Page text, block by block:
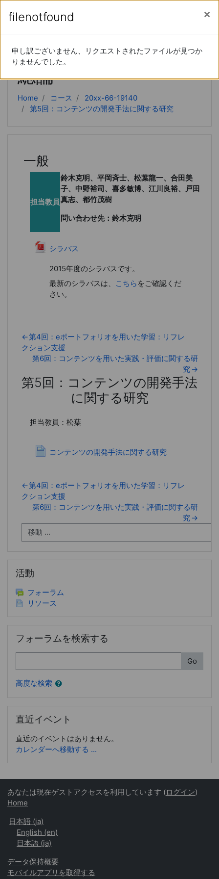
サイドパネル
あなたは現在ゲストアクセスを利用しています (ロ
グイン )
教授システム学研究
総論
Home コース
20xx-66-19140
第5回：コンテンツの開発手法に関する研究
一般
担当教員
鈴木克明、平岡斉士、松葉龍一、合田美
子、中野裕司、喜多敏博、江川良裕、戸田
真志、都竹茂樹
問い合わせ先：鈴木克明
シラバスファイル
2015年度のシラバスです。
最新のシラバスは、
こちら をご確認くだ
さい。
←第4回：eポートフォリオを用いた学習：リフレ
クション支援
第6回：コンテンツを用いた実践・評価に関する研
究 →
第5回：コンテンツの開発手法
に関する研究
第5回：コンテンツの開発手法に
担当教員：松葉
コンテンツの開発手法に関する研究
ページ
←第4回：eポートフォリオを用いた学習：リフレ
クション支援
第6回：コンテンツを用いた実践・評価に関する研
究 →
活動
フォーラム
リソース
フォーラムを検索する
Go
高度な検索
直近イベント
直近のイベントはありません。
カレンダーへ移動する ...
あなたは現在ゲストアクセスを利用しています (ログイン)
Home
日本語 ‎(ja)‎
English ‎(en)‎
日本語 ‎(ja)‎
データ保持概要
モバイルアプリを取得する
filenotfound
申し訳ございません、リクエストされたファイルが見つか
りませんでした。
filenotfound
申し訳ございません、リクエストされたファイルが見つか
りませんでした。